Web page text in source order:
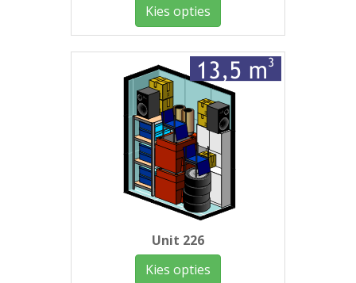
Kies opties
Unit 226
Kies opties